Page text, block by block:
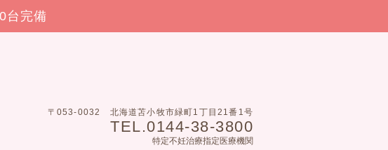
台完備
〒053-0032 北海道苫小牧市緑町1丁目21番1号
TEL.0144-38-3800
特定不妊治療指定医療機関